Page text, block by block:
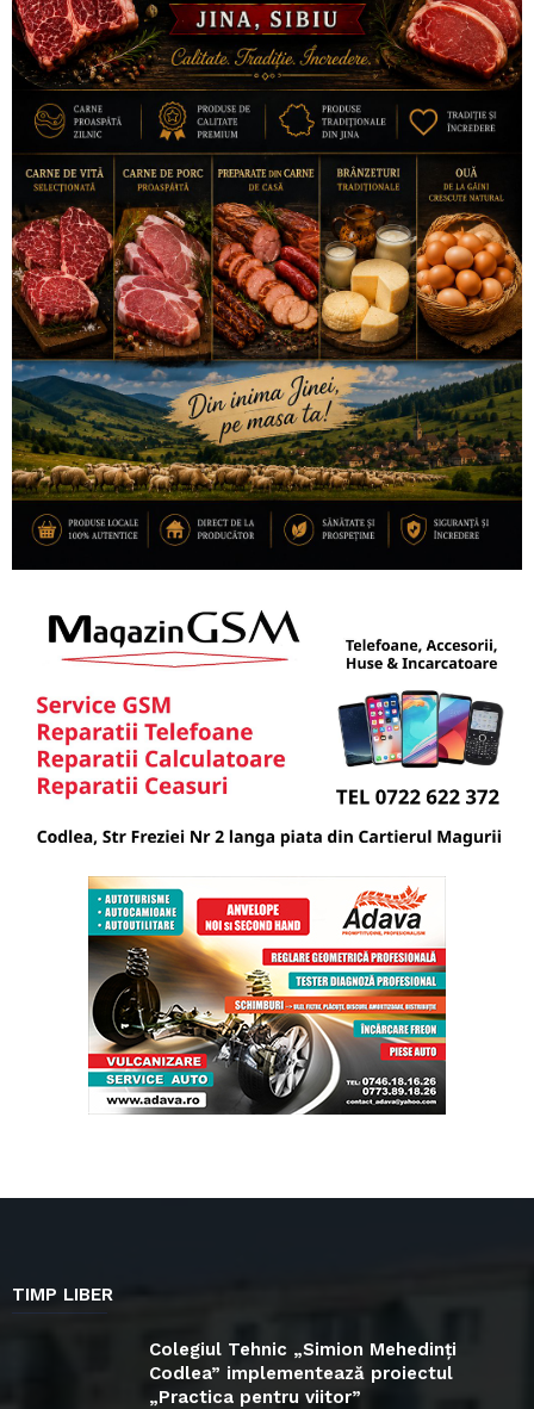
TIMP LIBER
Colegiul Tehnic „Simion Mehedinți
Codlea” implementează proiectul
„Practica pentru viitor”